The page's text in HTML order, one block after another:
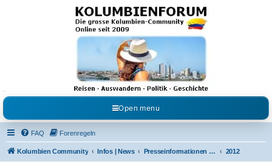
Kolumbienforum - Das
grosse Forum der
Freunde Kolumbiens
Reisen, Auswandern, Kultur, Politik, Geschichte und Visum in Kolumbien und Venezuela.
Austausch, Erfahrungen und Gemeinschaft im Kolumbienforum
Open menu
FAQ Forenregeln
Kolumbien Community Infos | News Presseinformationen & Neuigkeiten 2012